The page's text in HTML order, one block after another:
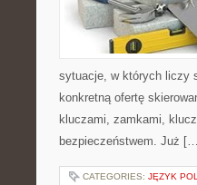
sytuacje, w których liczy
konkretną ofertę
kluczami, zamkami,
bezpieczeństwem. Już
CATEGORIES: JĘZYK